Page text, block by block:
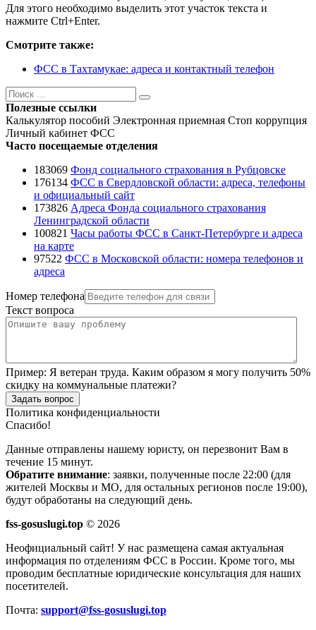
Для этого необходимо выделить этот участок текста и
нажмите Ctrl+Enter.
Смотрите также:
ФСС в Тахтамукае: адреса и контактный телефон
Поиск
Поиск
Полезные ссылки
Калькулятор пособий Электронная приемная Стоп коррупция
Личный кабинет ФСС
Часто посещаемые отделения
183069 Фонд социального страхования в Рубцовске
176134 ФСС в Свердловской области: адреса, телефоны
и официальный сайт
173826 Адреса Фонда социального страхования
Ленинградской области
100821 Часы работы ФСС в Санкт-Петербурге и адреса
на карте
97522 ФСС в Московской области: номера телефонов и
адреса
Номер телефона
Текст вопроса
Пример: Я ветеран труда. Каким образом я могу получить 50%
скидку на коммунальные платежи?
Задать вопрос
Политика конфиденциальности
Спасибо!
Данные отправлены нашему юристу, он перезвонит Вам в
течение 15 минут.
Обратите внимание: заявки, полученные после 22:00 (для
жителей Москвы и МО, для остальных регионов после 19:00),
будут обработаны на следующий день.
fss-gosuslugi.top © 2026
Неофициальный сайт! У нас размещена самая актуальная
информация по отделениям ФСС в России. Кроме того, мы
проводим бесплатные юридические консультация для наших
посетителей.
Почта: support@fss-gosuslugi.top